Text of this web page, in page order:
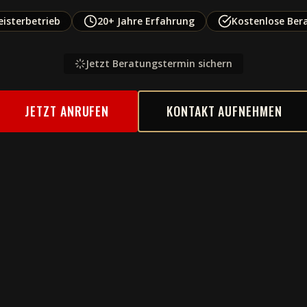
20+ Jahre Erfahrung Kostenlose
Jetzt Beratungstermin sichern
JETZT ANRUFEN KONTAKT AUFNEHMEN